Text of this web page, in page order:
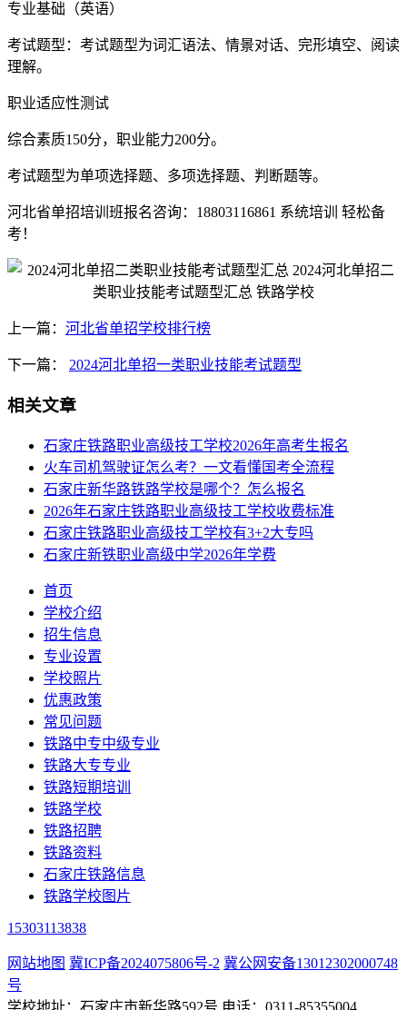
专业基础（英语）
考试题型：考试题型为词汇语法、情景对话、完形填空、阅读
理解。
职业适应性测试
综合素质150分，职业能力200分。
考试题型为单项选择题、多项选择题、判断题等。
河北省单招培训班报名咨询：18803116861 系统培训 轻松备
考！
上一篇： 河北省单招学校排行榜
下一篇： 2024河北单招一类职业技能考试题型
相关文章
石家庄铁路职业高级技工学校2026年高考生报名
火车司机驾驶证怎么考？一文看懂国考全流程
石家庄新华路铁路学校是哪个？怎么报名
2026年石家庄铁路职业高级技工学校收费标准
石家庄铁路职业高级技工学校有3+2大专吗
石家庄新铁职业高级中学2026年学费
首页
学校介绍
招生信息
专业设置
学校照片
优惠政策
常见问题
铁路中专中级专业
铁路大专专业
铁路短期培训
铁路学校
铁路招聘
铁路资料
石家庄铁路信息
铁路学校图片
15303113838
网站地图 冀ICP备2024075806号-2 冀公网安备13012302000748
号
学校地址：石家庄市新华路592号 电话：0311-85355004